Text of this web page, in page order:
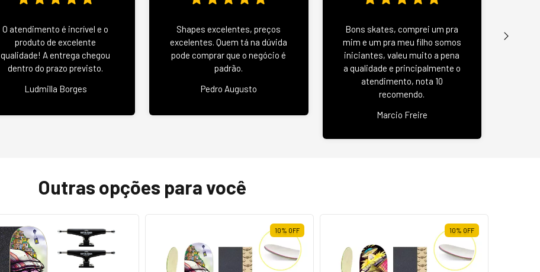
O atendimento é incrível e o
produto de excelente
qualidade! A entrega chegou
dentro do prazo previsto.
Ludmilla Borges
Shapes excelentes, preços
excelentes. Quem tá na dúvida
pode comprar que o negócio é
padrão.
Pedro Augusto
Bons skates, comprei um pra
mim e um pra meu filho somos
iniciantes, valeu muito a pena
a qualidade e principalmente o
atendimento, nota 10
recomendo.
Marcio Freire
Outras opções para você
10% OFF 10% OFF